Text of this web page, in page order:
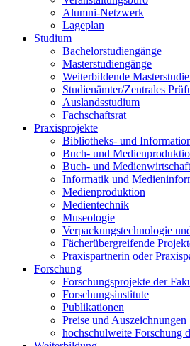
Alumni-Netzwerk
Lageplan
Studium
Bachelorstudiengänge
Masterstudiengänge
Weiterbildende
Studienämter/Zentrales
Auslandsstudium
Fachschaftsrat
Praxisprojekte
Bibliotheks- und
Buch- und
Buch- und Medienwirtschaft
Informatik und
Medienproduktion
Medientechnik
Museologie
Verpackungstechnologie
Fächerübergreifende
Praxispartnerin oder
Forschung
Forschungsprojekte der
Forschungsinstitute
Publikationen
Preise und Auszeichnungen
hochschulweite Forschung